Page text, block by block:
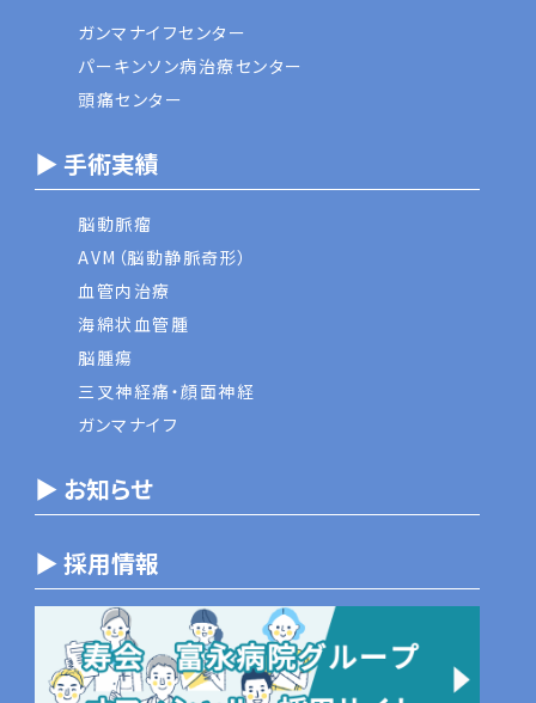
ガンマナイフセンター
パーキンソン病治療センター
頭痛センター
▶ 手術実績
脳動脈瘤
AVM（脳動静脈奇形）
血管内治療
海綿状血管腫
脳腫瘍
三叉神経痛・顔面神経
ガンマナイフ
▶ お知らせ
▶ 採用情報